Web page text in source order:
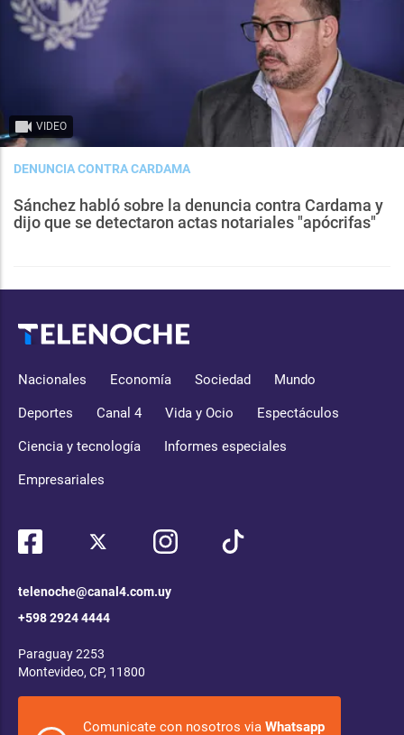
VIDEO
DENUNCIA CONTRA CARDAMA
Sánchez habló sobre la denuncia contra Cardama y
dijo que se detectaron actas notariales "apócrifas"
Nacionales Economía Sociedad Mundo
Deportes Canal 4 Vida y Ocio Espectáculos
Ciencia y tecnología Informes especiales
Empresariales
telenoche@canal4.com.uy
+598 2924 4444
Paraguay 2253
Montevideo, CP, 11800
Comunicate con nosotros via Whatsapp